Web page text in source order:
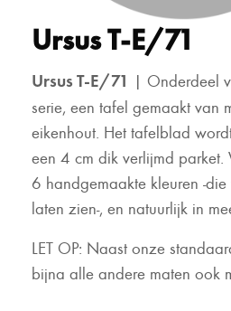
Ursus T-E/71
Ursus T-E/71 | Onderdeel
serie, een tafel gemaakt van
eikenhout. Het tafelblad
een 4 cm dik verlijmd parket.
6 handgemaakte kleuren -
laten zien-, en natuurlijk in
LET OP: Naast onze
bijna alle andere maten ook